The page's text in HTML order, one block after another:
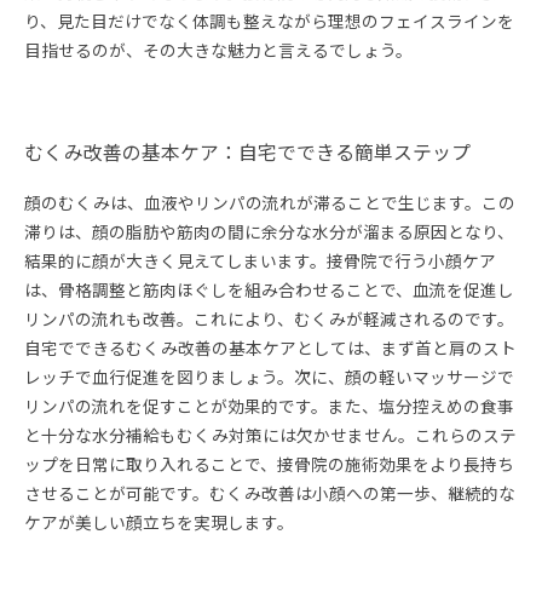
り、見た目だけでなく体調も整えながら理想のフェイスラインを
目指せるのが、その大きな魅力と言えるでしょう。
むくみ改善の基本ケア：自宅でできる簡単ステップ
顔のむくみは、血液やリンパの流れが滞ることで生じます。この
滞りは、顔の脂肪や筋肉の間に余分な水分が溜まる原因となり、
結果的に顔が大きく見えてしまいます。接骨院で行う小顔ケア
は、骨格調整と筋肉ほぐしを組み合わせることで、血流を促進し
リンパの流れも改善。これにより、むくみが軽減されるのです。
自宅でできるむくみ改善の基本ケアとしては、まず首と肩のスト
レッチで血行促進を図りましょう。次に、顔の軽いマッサージで
リンパの流れを促すことが効果的です。また、塩分控えめの食事
と十分な水分補給もむくみ対策には欠かせません。これらのステ
ップを日常に取り入れることで、接骨院の施術効果をより長持ち
させることが可能です。むくみ改善は小顔への第一歩、継続的な
ケアが美しい顔立ちを実現します。